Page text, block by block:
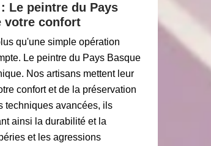
Le peintre du Pays
votre confort
qu'une simple opération
Le peintre du Pays Basque
Nos artisans mettent leur
confort et de la préservation
techniques avancées, ils
ainsi la durabilité et la
et les agressions